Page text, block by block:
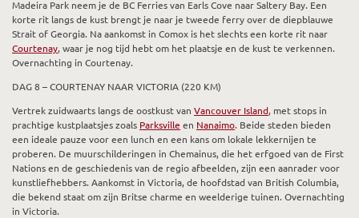
Madeira Park neem je de BC Ferries van Earls Cove naar Saltery Bay. Een
korte rit langs de kust brengt je naar je tweede ferry over de diepblauwe
Strait of Georgia. Na aankomst in Comox is het slechts een korte rit naar
Courtenay, waar je nog tijd hebt om het plaatsje en de kust te verkennen.
Overnachting in Courtenay.
DAG 8 – COURTENAY NAAR VICTORIA (220 KM)
Vertrek zuidwaarts langs de oostkust van Vancouver Island, met stops in
prachtige kustplaatsjes zoals Parksville en Nanaimo. Beide steden bieden
een ideale pauze voor een lunch en een kans om lokale lekkernijen te
proberen. De muurschilderingen in Chemainus, die het erfgoed van de First
Nations en de geschiedenis van de regio afbeelden, zijn een aanrader voor
kunstliefhebbers. Aankomst in Victoria, de hoofdstad van British Columbia,
die bekend staat om zijn Britse charme en weelderige tuinen. Overnachting
in Victoria.